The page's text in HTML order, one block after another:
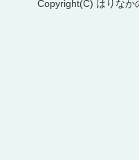
Copyright(C) はりなか